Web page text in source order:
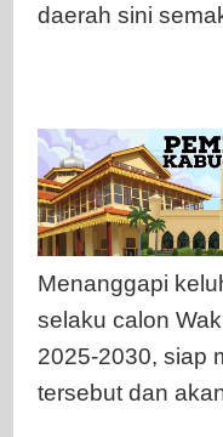
daerah sini
Menanggapi
selaku calon
2025-2030, siap
tersebut dan